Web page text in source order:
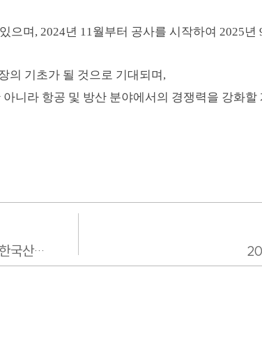
며, 2024년 11월부터 공사를 시작하여 2025년
의 기초가 될 것으로 기대되며,
니라 항공 및 방산 분야에서의 경쟁력을 강화할
DRB오토메이션과 부산대학교 로봇기술연구센터 ARL팀 한국산업기술진흥원장상 수상 *ARL팀 :..